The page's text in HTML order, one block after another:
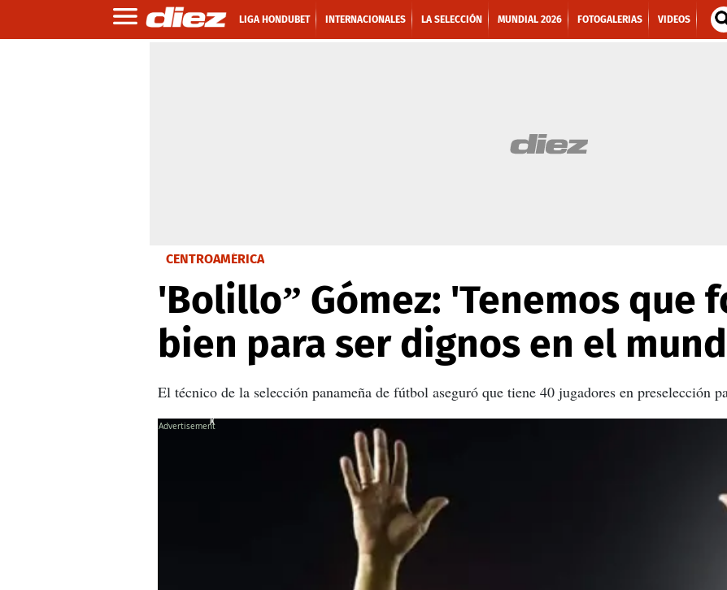
LIGA HONDUBET INTERNACIONALES LA SELECCIÓN MUNDIAL 2026 FOTOGALERIAS VIDEOS
CENTROAMÉRICA
'Bolillo” Gómez: 'Tenemos que
bien para ser dignos en el
El técnico de la selección panameña de fútbol aseguró que tiene 40 jugadores en preselección
X